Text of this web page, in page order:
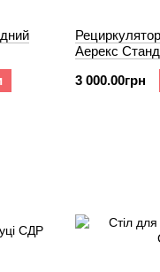
Аерекс
3 000.00грн